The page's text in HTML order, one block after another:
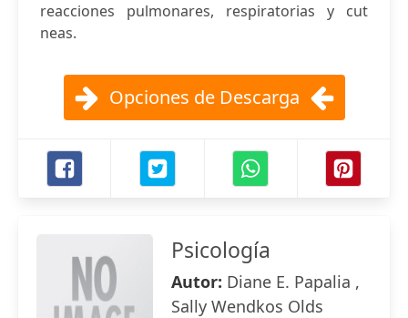
reacciones pulmonares, respiratorias y cut
neas.
Opciones de Descarga
Psicología
Autor: Diane E. Papalia ,
Sally Wendkos Olds